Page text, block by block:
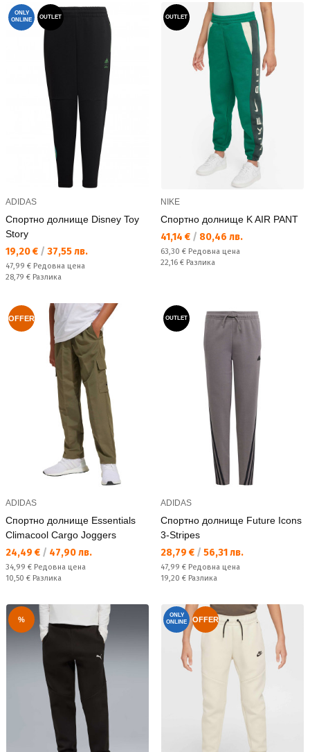
ONLY
ONLINE
OUTLET
ADIDAS
Спортно долнище Disney Toy
Story
Текуща цена:
19,20 € / 37,55 лв.
Редовна цена:
47,99 € Редовна цена
Спестявате:
28,79 € Разлика
OUTLET
NIKE
Спортно долнище K AIR PANT
Текуща цена:
41,14 € / 80,46 лв.
Редовна цена:
63,30 € Редовна цена
Спестявате:
22,16 € Разлика
OFFER
ADIDAS
Спортно долнище Essentials
Climacool Cargo Joggers
Текуща цена:
24,49 € / 47,90 лв.
Редовна цена:
34,99 € Редовна цена
Спестявате:
10,50 € Разлика
OUTLET
ADIDAS
Спортно долнище Future Icons
3-Stripes
Текуща цена:
28,79 € / 56,31 лв.
Редовна цена:
47,99 € Редовна цена
Спестявате:
19,20 € Разлика
%
ONLY
ONLINE
OFFER